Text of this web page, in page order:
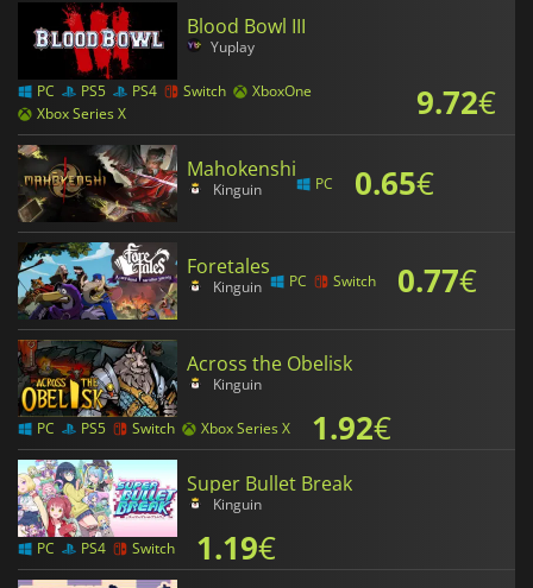
Blood Bowl III
Yuplay
PC PS5 PS4 Switch
XboxOne
Xbox Series X
9.72€
Mahokenshi
Kinguin PC 0.65€
Foretales
Kinguin PC Switch 0.77€
Across the Obelisk
Kinguin
PC PS5 Switch Xbox Series X 1.92€
Super Bullet Break
Kinguin
PC PS4 Switch 1.19€